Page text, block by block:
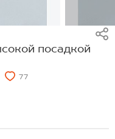
посадкой
77